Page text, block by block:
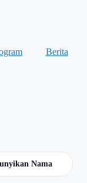
Berita
Nama